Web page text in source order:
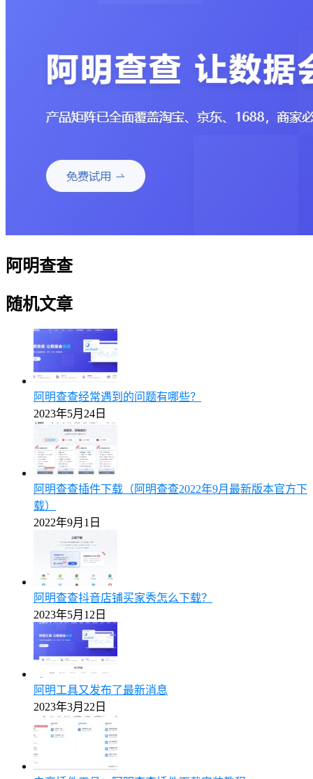
阿明查查
随机文章
阿明查查经常遇到的问题有哪些？
2023年5月24日
阿明查查插件下载（阿明查查2022年9月最新版本官方下
载）
2022年9月1日
阿明查查抖音店铺买家秀怎么下载？
2023年5月12日
阿明工具又发布了最新消息
2023年3月22日